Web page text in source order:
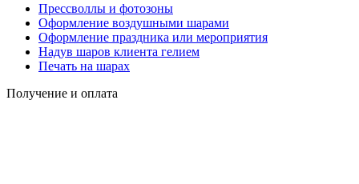
Прессволлы и фотозоны
Оформление воздушными шарами
Оформление праздника или мероприятия
Надув шаров клиента гелием
Печать на шарах
Получение и оплата